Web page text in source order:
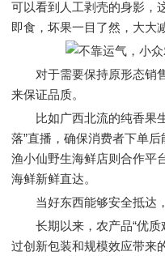
可以看到人工剥壳的身影
即食，坏果一目了然，大大
对于需要保持原形态销售
来保证品质。
比如广西北流的纯香果生
落”直播，确保消费者下单
渔小仙野生海鲜店则合作平
海鲜新鲜直达。
当好东西能够安全抵达，
长期以来，农产品“优质
过创新包装和规模效应带来